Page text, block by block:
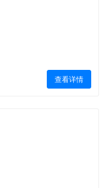
查看详情